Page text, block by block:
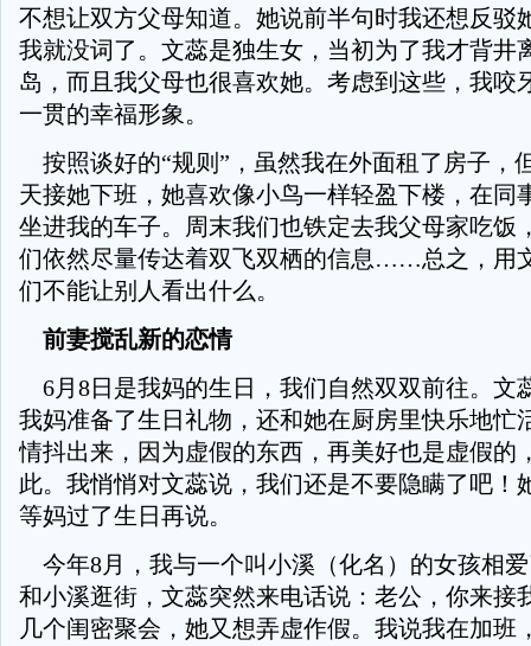
不想让双方父母知道。她说前半句时我还想反驳
我就没词了。文蕊是独生女，当初为了我才背井
岛，而且我父母也很喜欢她。考虑到这些，我咬
一贯的幸福形象。
按照谈好的“规则”，虽然我在外面租了房子，
天接她下班，她喜欢像小鸟一样轻盈下楼，在同
坐进我的车子。周末我们也铁定去我父母家吃饭
们依然尽量传达着双飞双栖的信息……总之，用
们不能让别人看出什么。
前妻搅乱新的恋情
6月8日是我妈的生日，我们自然双双前往。文
我妈准备了生日礼物，还和她在厨房里快乐地忙
情抖出来，因为虚假的东西，再美好也是虚假的
此。我悄悄对文蕊说，我们还是不要隐瞒了吧！
等妈过了生日再说。
今年8月，我与一个叫小溪（化名）的女孩相
和小溪逛街，文蕊突然来电话说：老公，你来接
几个闺密聚会，她又想弄虚作假。我说我在加班